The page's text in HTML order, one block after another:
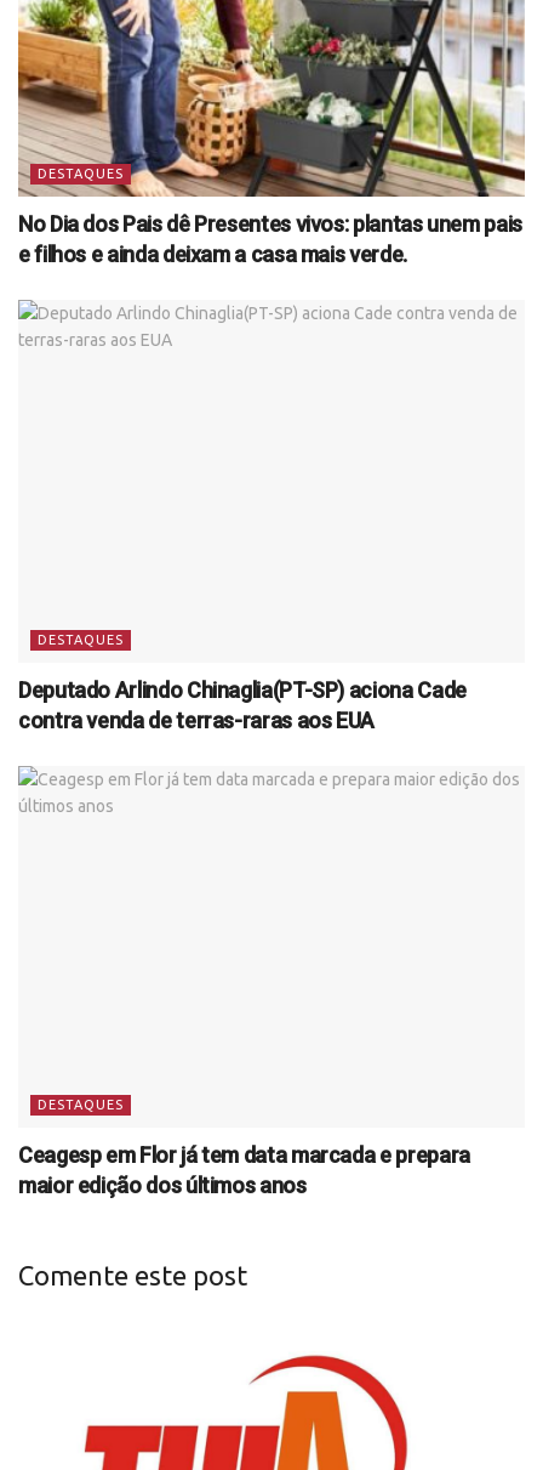
DESTAQUES
No Dia dos Pais dê Presentes vivos: plantas unem pais
e filhos e ainda deixam a casa mais verde.
DESTAQUES
Deputado Arlindo Chinaglia(PT-SP) aciona Cade
contra venda de terras-raras aos EUA
DESTAQUES
Ceagesp em Flor já tem data marcada e prepara
maior edição dos últimos anos
Comente este post